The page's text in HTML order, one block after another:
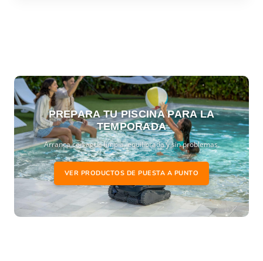
PREPARA TU PISCINA PARA LA
TEMPORADA
Arranca con agua limpia, equilibrada y sin problemas.
VER PRODUCTOS DE PUESTA A PUNTO